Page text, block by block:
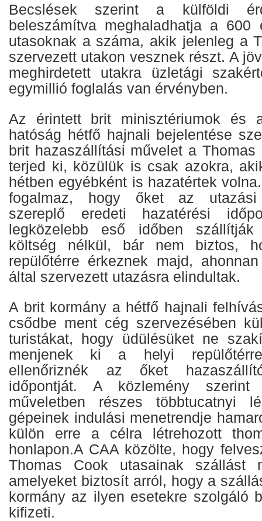
Becslések szerint a külföldi
beleszámítva meghaladhatja a 600
utasoknak a száma, akik jelenleg a
szervezett utakon vesznek részt. A
meghirdetett utakra üzletági
egymillió foglalás van érvényben.
Az érintett brit minisztériumok és
hatóság hétfő hajnali bejelentése
brit hazaszállítási művelet a Thomas
terjed ki, közülük is csak azokra,
hétben egyébként is hazatértek
fogalmaz, hogy őket az utazási
szereplő eredeti hazatérési
legközelebb eső időben
költség nélkül, bár nem biztos,
repülőtérre érkeznek majd,
által szervezett utazásra elindultak.
A brit kormány a hétfő hajnali
csődbe ment cég szervezésében
turistákat, hogy üdülésüket ne
menjenek ki a helyi
ellenőriznék az őket
időpontját. A közlemény szerint
műveletben részes többtucatnyi
gépeinek indulási menetrendje
külön erre a célra létrehozott
honlapon.A CAA közölte, hogy
Thomas Cook utasainak szállást
amelyeket biztosít arról, hogy a
kormány az ilyen esetekre szolgáló
kifizeti.